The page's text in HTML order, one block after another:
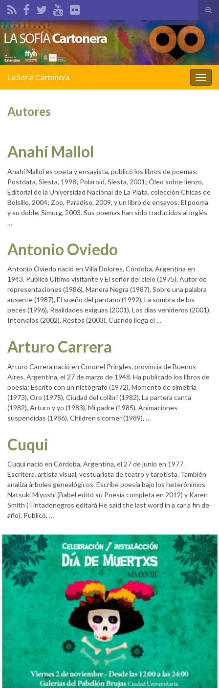
de
Search for:
la
La Sofía Cartonera
Autores
Anahí Mallol
Anahí Mallol es poeta y ensayista, publicó los libros de poemas:
Postdata, Siesta, 1998; Polaroid, Siesta, 2001; Óleo sobre lienzo,
Editorial de la Universidad Nacional de La Plata, colección Chicas de
Bolsillo, 2004; Zoo, Paradiso, 2009, y un libro de ensayos: El poema
y su doble, Simurg, 2003. Sus poemas han sido traducidos al inglés
…
Antonio Oviedo
Antonio Oviedo nació en Villa Dolores, Córdoba, Argentina en
1943. Publicó Último visitante y El señor del cielo (1975), Autor de
representaciones (1986), Manera Negra (1987), Sobre una palabra
ausente (1987), El sueño del pantano (1992), La sombra de los
peces (1996), Realidades exiguas (2001), Los días venideros (2001),
Intervalos (2002), Restos (2003), Cuando llega el …
Arturo Carrera
Arturo Carrera nació en Coronel Pringles, provincia de Buenos
Aires, Argentina, el 27 de marzo de 1948. Ha publicado los libros de
poesía: Escrito con un nictógrafo (1972), Momento de simetría
(1973), Oro (1975), Ciudad del colibrí (1982), La partera canta
(1982), Arturo y yo (1983), Mi padre (1985), Animaciones
suspendidas (1986), Children’s corner (1989), …
Cuqui
Cuqui nació en Córdoba, Argentina, el 27 de junio en 1977.
Escritora, artista visual, vestuarista de teatro y tarotista. También
analiza árboles genealógicos. Escribe poesía bajo los heterónimos
Natsuki Miyoshi (Babel editó su Poesía completa en 2012) y Karen
Smith (Tintadenegros editará He said the last word in a car a fin de
año). Publicó, …